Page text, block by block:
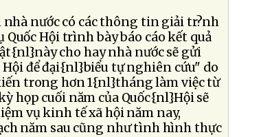
nước có các thông tin giải tr?nh
Hội trình bày báo cáo kết quả
cho hay nhà nước sẽ gửi
Hội để đại{nl}biểu tự nghiên cứu" do
trong hơn 1{nl}tháng làm việc từ
họp cuối năm của Quốc{nl}Hội sẽ
vụ kinh tế xã hội năm nay,
năm sau cũng như tình hình thực